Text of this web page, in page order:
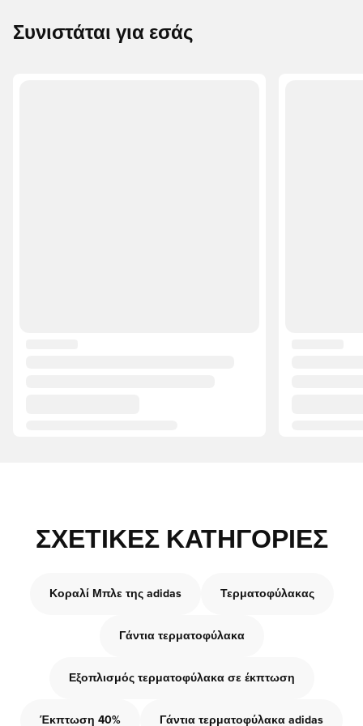
Συνιστάται για εσάς
ΣΧΕΤΙΚΈΣ ΚΑΤΗΓΟΡΊΕΣ
Κοραλί Μπλε της adidas Τερματοφύλακας
Γάντια τερματοφύλακα
Εξοπλισμός τερματοφύλακα σε έκπτωση
Έκπτωση 40% Γάντια τερματοφύλακα adidas